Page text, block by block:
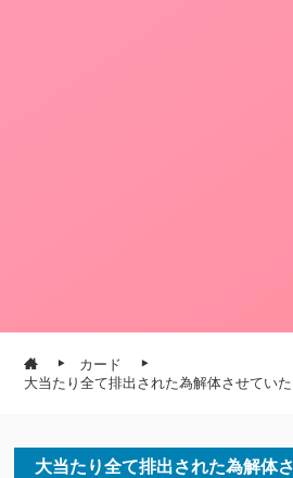
カード
大当たり全て排出された為解体させていた
大当たり全て排出された為解体